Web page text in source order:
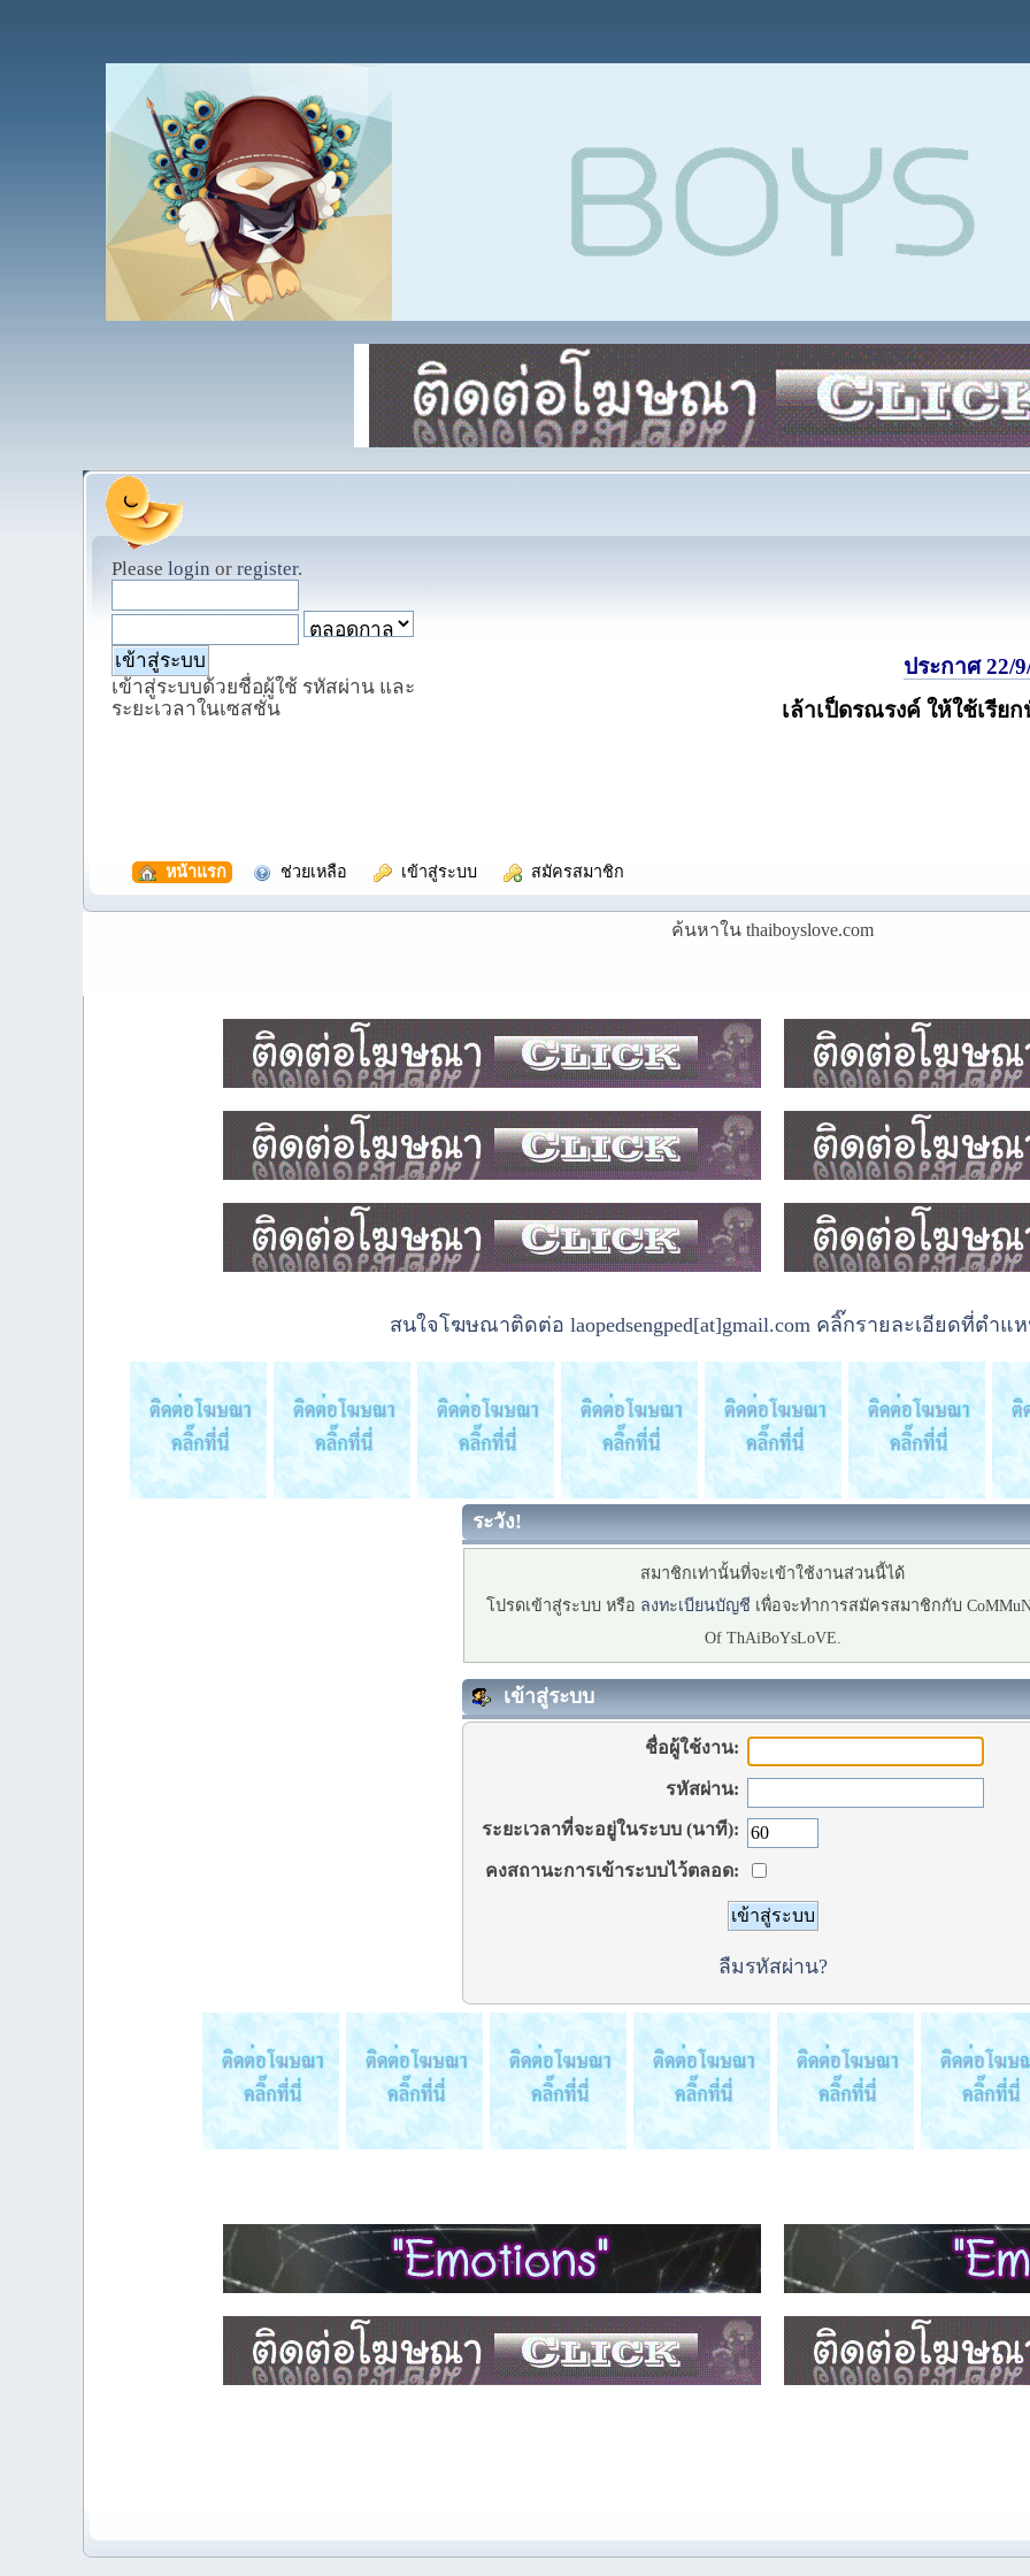
Please login or register.
เข้าสู่ระบบด้วยชื่อผู้ใช้ รหัสผ่าน และ
ระยะเวลาในเซสชั่น
ประกาศ 22/
เล้าเป็ดรณรงค์ ให้ใช้เรีย
หน้าแรก ช่วยเหลือ เข้าสู่ระบบ สมัครสมาชิก
ค้นหาใน thaiboyslove.com
สนใจโฆษณาติดต่อ laopedsengped[at]gmail.com คลิ๊กรายละเอียดที่ตำแ
ระวัง!
สมาชิกเท่านั้นที่จะเข้าใช้งานส่วนนี้ได้
โปรดเข้าสู่ระบบ หรือ ลงทะเบียนบัญชี เพื่อจะทำการสมัครสมาชิกกับ
Of ThAiBoYsLoVE.
เข้าสู่ระบบ
ชื่อผู้ใช้งาน:
รหัสผ่าน:
ระยะเวลาที่จะอยู่ในระบบ (นาที):
คงสถานะการเข้าระบบไว้ตลอด:
ลืมรหัสผ่าน?